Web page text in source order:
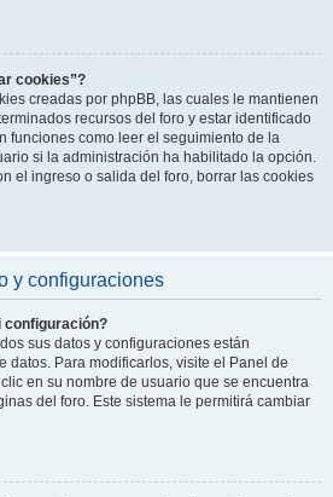
cookies”?
creadas por phpBB, las cuales le mantienen
recursos del foro y estar identificado
funciones como leer el seguimiento de la
si la administración ha habilitado la opción.
el ingreso o salida del foro, borrar las cookies
y configuraciones
configuración?
sus datos y configuraciones están
datos. Para modificarlos, visite el Panel de
en su nombre de usuario que se encuentra
del foro. Este sistema le permitirá cambiar